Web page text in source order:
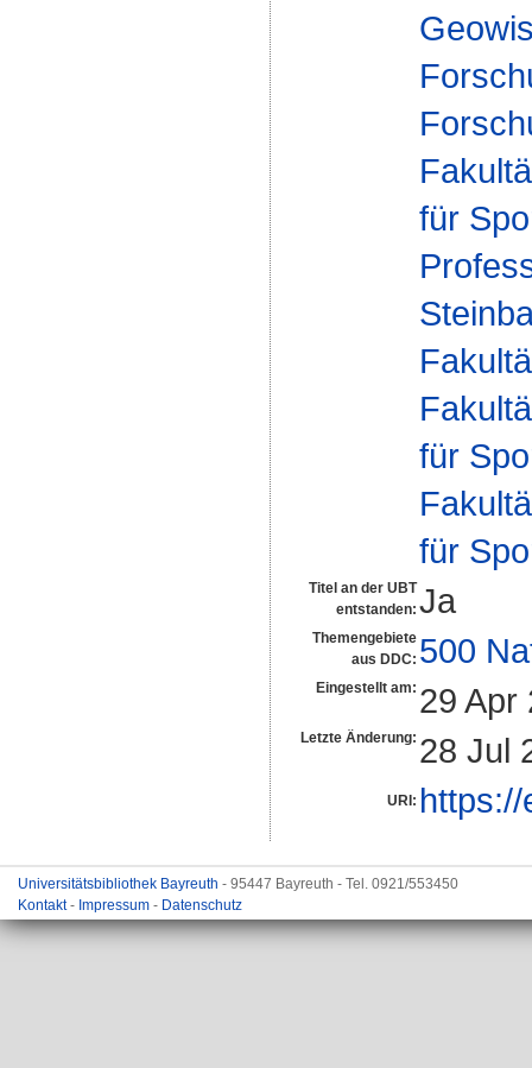
für
für
für
Titel an der UBT
entstanden: Ja
Themengebiete
aus DDC: 500
Eingestellt am: 29 Apr
Letzte Änderung: 28 Jul
URI:
Universitätsbibliothek Bayreuth - 95447 Bayreuth - Tel. 0921/553450
Kontakt- Impressum - Datenschutz